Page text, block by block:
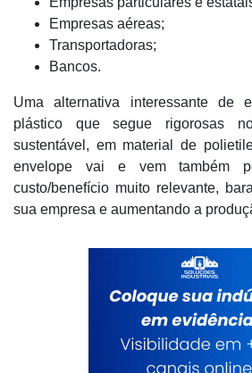
Empresas aéreas;
Transportadoras;
Bancos.
Uma alternativa interessante de
plástico que segue rigorosas
sustentável, em material de
envelope vai e vem também
custo/benefício muito relevante,
sua empresa e aumentando a